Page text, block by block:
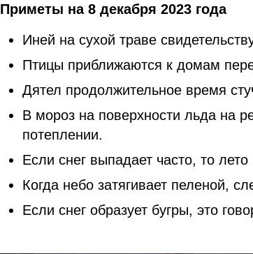
Приметы на 8 декабря 2023 года
Иней на сухой траве
Птицы приближаются к домам
Дятел продолжительное время
В мороз на поверхности льда на
потеплении.
Если снег выпадает часто, то
Когда небо затягивает пеленой,
Если снег образует бугры, это